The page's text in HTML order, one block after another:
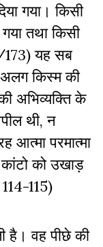
गया। किसी
तथा किसी
173) यह सब
अलग किस्म की
अभिव्यक्ति के
थी, न
परमात्मा
को उखाड़
115)
वह पीछे की